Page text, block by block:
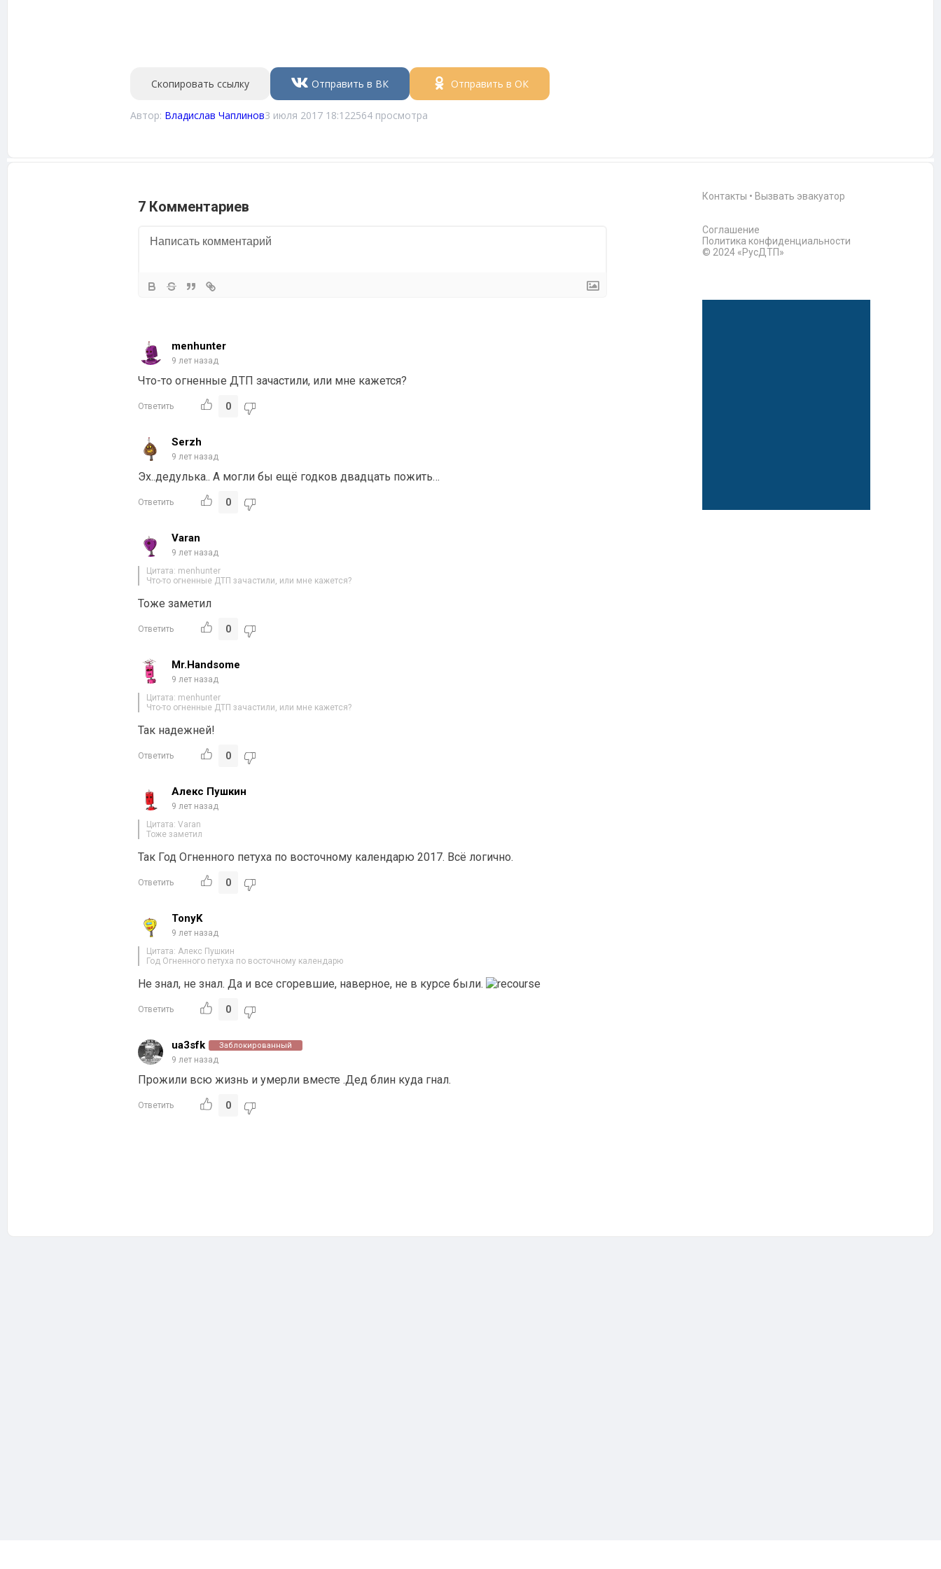
Скопировать ссылку Отправить в ВК Отправить в ОК
Автор: Владислав Чаплинов3 июля 2017 18:122564 просмотра
7 Комментариев
menhunter
9 лет назад
Что-то огненные ДТП зачастили, или мне кажется?
Ответить 0
Serzh
9 лет назад
Эх..дедулька.. А могли бы ещё годков двадцать пожить…
Ответить 0
Varan
9 лет назад
Цитата: menhunter
Что-то огненные ДТП зачастили, или мне кажется?
Тоже заметил
Ответить 0
Mr.Handsome
9 лет назад
Цитата: menhunter
Что-то огненные ДТП зачастили, или мне кажется?
Так надежней!
Ответить 0
Алекс Пушкин
9 лет назад
Цитата: Varan
Тоже заметил
Так Год Огненного петуха по восточному календарю 2017. Всё логично.
Ответить 0
TonyK
9 лет назад
Цитата: Алекс Пушкин
Год Огненного петуха по восточному календарю
Не знал, не знал. Да и все сгоревшие, наверное, не в курсе были.
Ответить 0
ua3sfk Заблокированный
9 лет назад
Прожили всю жизнь и умерли вместе .Дед блин куда гнал.
Ответить 0
Контакты • Вызвать эвакуатор
Соглашение
Политика конфиденциальности
© 2024 «РусДТП»